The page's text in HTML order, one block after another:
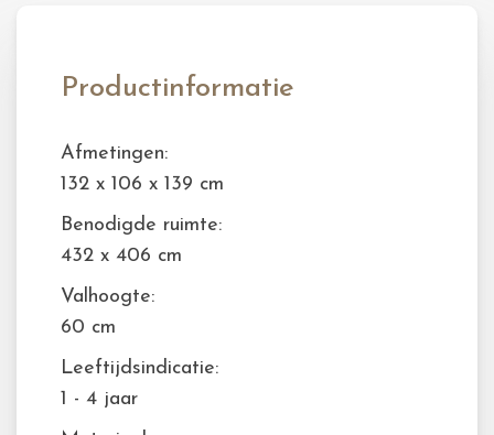
Productinformatie
Afmetingen:
132 x 106 x 139 cm
Benodigde ruimte:
432 x 406 cm
Valhoogte:
60 cm
Leeftijdsindicatie:
1 - 4 jaar